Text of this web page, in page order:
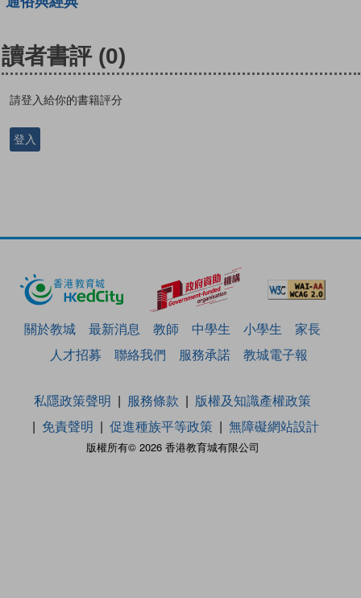
讀者書評 (0)
請登入給你的書籍評分
登入
關於教城 最新消息 教師 中學生 小學生
家長
人才招募
聯絡我們 服務承諾 教城電子報
版權所有© 2026 香港教育城有限公司
私隱政策聲明 服務條款
版權及知識產權政策
免責聲明
促進種族平等政策 無障礙網站設計